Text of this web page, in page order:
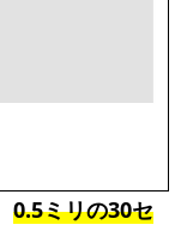
0.5ミリの30セ